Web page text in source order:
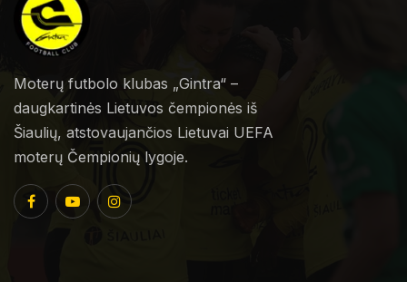
Moterų futbolo klubas „Gintra“ –
daugkartinės Lietuvos čempionės iš
Šiaulių, atstovaujančios Lietuvai UEFA
moterų Čempionių lygoje.